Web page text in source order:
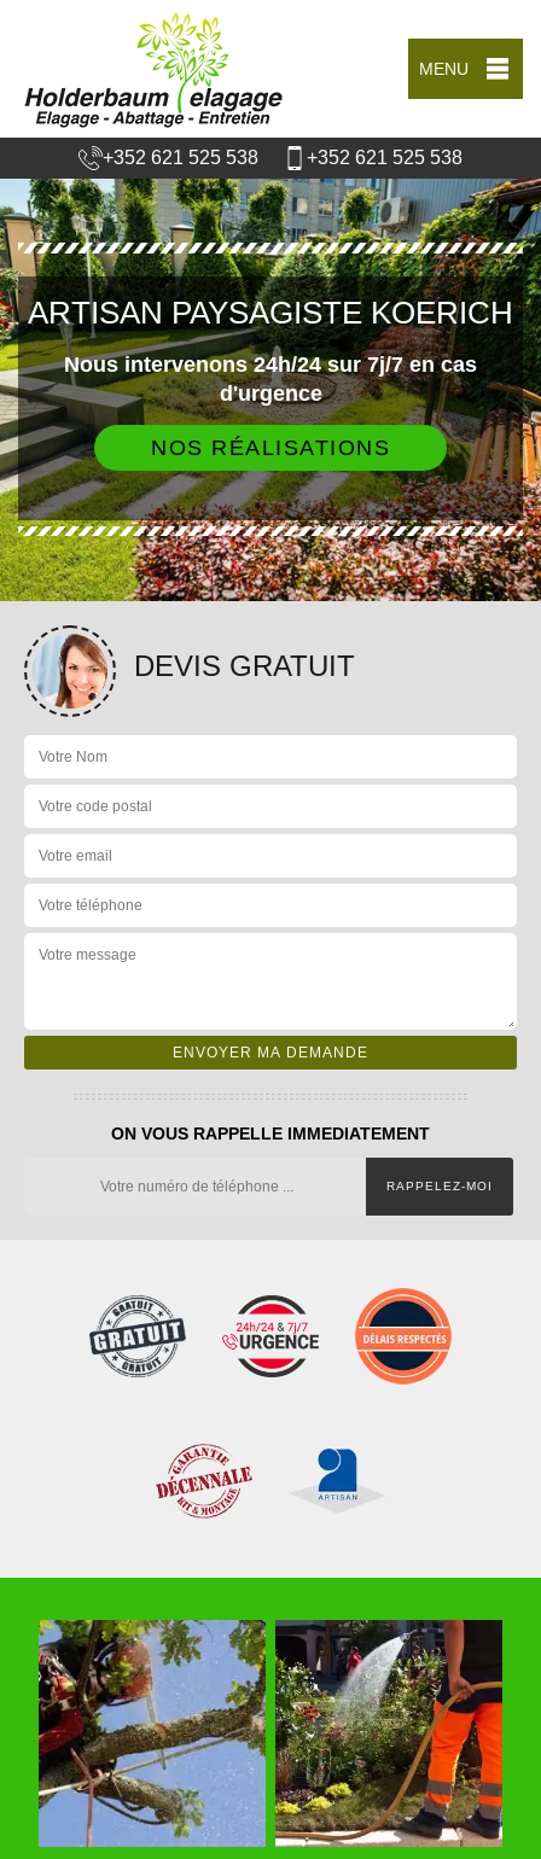
MENU
+352 621 525 538 +352 621 525 538
ARTISAN PAYSAGISTE KOERICH
Nous intervenons 24h/24 sur 7j/7 en cas
d'urgence
NOS RÉALISATIONS
DEVIS GRATUIT
ON VOUS RAPPELLE IMMEDIATEMENT